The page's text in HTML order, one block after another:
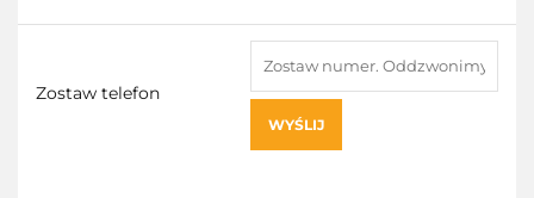
Zostaw telefon
WYŚLIJ